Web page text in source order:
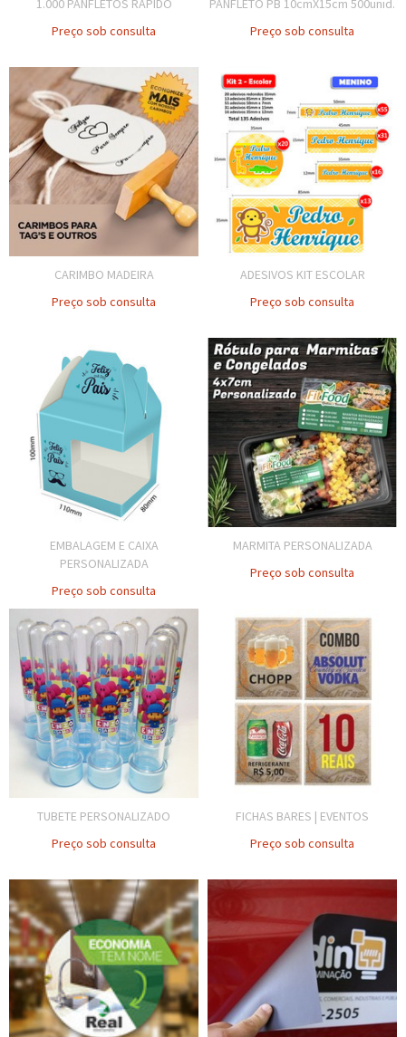
1.000 PANFLETOS RÁPIDO
Preço sob consulta
PANFLETO PB 10cmX15cm 500unid.
Preço sob consulta
CARIMBO MADEIRA
Preço sob consulta
ADESIVOS KIT ESCOLAR
Preço sob consulta
EMBALAGEM E CAIXA
PERSONALIZADA
Preço sob consulta
MARMITA PERSONALIZADA
Preço sob consulta
TUBETE PERSONALIZADO
Preço sob consulta
FICHAS BARES | EVENTOS
Preço sob consulta